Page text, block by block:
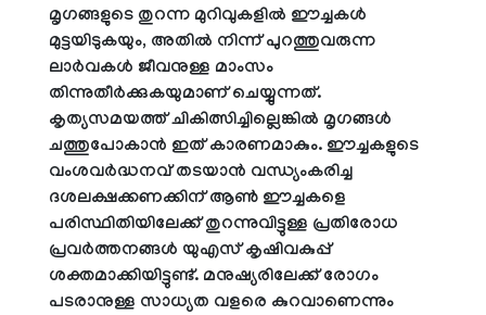
മൃഗങ്ങളുടെ തുറന്ന മുറിവുകളില്‍ ഈച്ചകള്‍
മുട്ടയിടുകയും, അതില്‍ നിന്ന് പുറത്തുവരുന്ന
ലാര്‍വകള്‍ ജീവനുള്ള മാംസം
തിന്നുതീര്‍ക്കുകയുമാണ് ചെയ്യുന്നത്.
കൃത്യസമയത്ത് ചികിത്സിച്ചില്ലെങ്കില്‍ മൃഗങ്ങള്‍
ചത്തുപോകാന്‍ ഇത് കാരണമാകും. ഈച്ചകളുടെ
വംശവര്‍ദ്ധനവ് തടയാന്‍ വന്ധ്യംകരിച്ച
ദശലക്ഷക്കണക്കിന് ആണ്‍ ഈച്ചകളെ
പരിസ്ഥിതിയിലേക്ക് തുറന്നുവിട്ടുള്ള പ്രതിരോധ
പ്രവര്‍ത്തനങ്ങള്‍ യുഎസ് കൃഷിവകുപ്പ്
ശക്തമാക്കിയിട്ടുണ്ട്. മനുഷ്യരിലേക്ക് രോഗം
പടരാനുള്ള സാധ്യത വളരെ കുറവാണെന്നും